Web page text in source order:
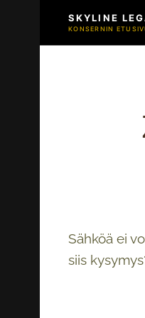
SKYLINE
KONSERNIN
Sähköä ei
siis